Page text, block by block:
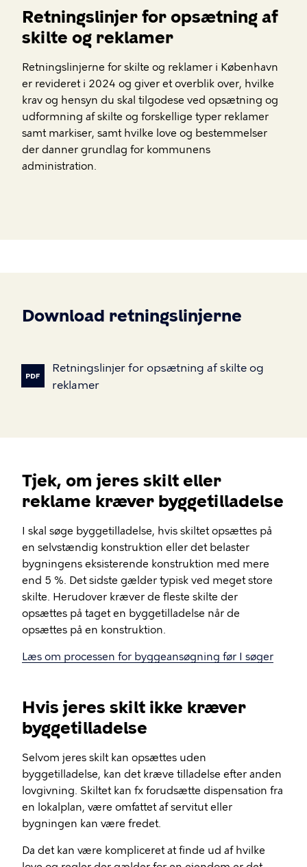
Retningslinjer for opsætning af
skilte og reklamer
Retningslinjerne for skilte og reklamer i København
er revideret i 2024 og giver et overblik over, hvilke
krav og hensyn du skal tilgodese ved opsætning og
udformning af skilte og forskellige typer reklamer
samt markiser, samt hvilke love og bestemmelser
der danner grundlag for kommunens
administration.
Download retningslinjerne
Retningslinjer for opsætning af skilte og
reklamer
Tjek, om jeres skilt eller
reklame kræver byggetilladelse
I skal søge byggetilladelse, hvis skiltet opsættes på
en selvstændig konstruktion eller det belaster
bygningens eksisterende konstruktion med mere
end 5 %. Det sidste gælder typisk ved meget store
skilte. Herudover kræver de fleste skilte der
opsættes på taget en byggetilladelse når de
opsættes på en konstruktion.
Læs om processen for byggeansøgning før I søger
Hvis jeres skilt ikke kræver
byggetilladelse
Selvom jeres skilt kan opsættes uden
byggetilladelse, kan det kræve tilladelse efter anden
lovgivning. Skiltet kan fx forudsætte dispensation fra
en lokalplan, være omfattet af servitut eller
bygningen kan være fredet.
Da det kan være kompliceret at finde ud af hvilke